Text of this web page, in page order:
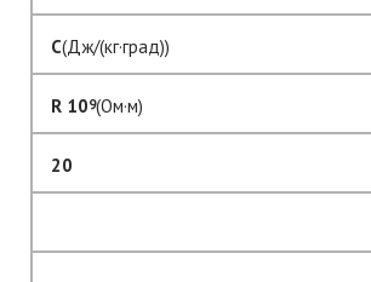
C(Дж/(кг·град))
R 109(Ом·м)
20